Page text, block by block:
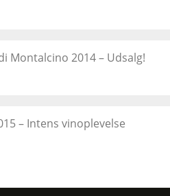
Montalcino 2014 – Udsalg!
– Intens vinoplevelse